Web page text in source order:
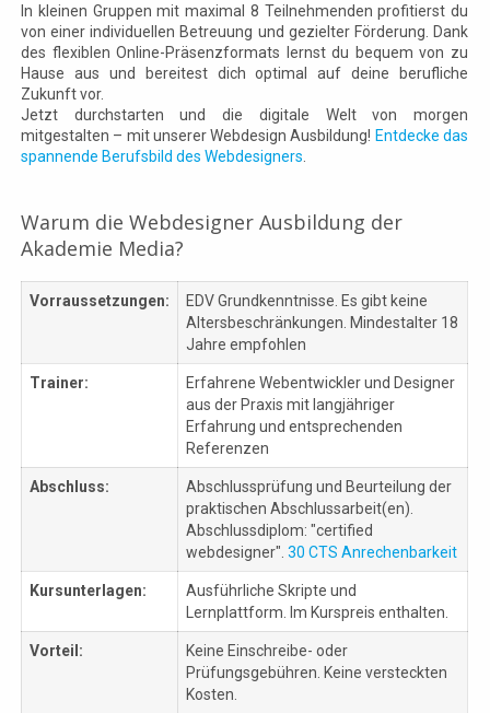
In kleinen Gruppen mit maximal 8 Teilnehmenden profitierst du
von einer individuellen Betreuung und gezielter Förderung. Dank
des flexiblen Online-Präsenzformats lernst du bequem von zu
Hause aus und bereitest dich optimal auf deine berufliche
Zukunft vor.
Jetzt durchstarten und die digitale Welt von morgen
mitgestalten – mit unserer Webdesign Ausbildung! Entdecke das
spannende Berufsbild des Webdesigners
Warum die Webdesigner Ausbildung der
Akademie Media?
Vorraussetzungen:
EDV Grundkenntnisse. Es gibt keine
Altersbeschränkungen. Mindestalter 18
Jahre empfohlen
Trainer:
Erfahrene Webentwickler und Designer
aus der Praxis mit langjähriger
Erfahrung und entsprechenden
Referenzen
Abschluss:
Abschlussprüfung und Beurteilung der
praktischen Abschlussarbeit(en).
Abschlussdiplom: "certified
webdesigner". 30 CTS Anrechenbarkeit
Kursunterlagen:
Ausführliche Skripte und
Lernplattform. Im Kurspreis enthalten.
Vorteil:
Keine Einschreibe- oder
Prüfungsgebühren. Keine versteckten
Kosten.